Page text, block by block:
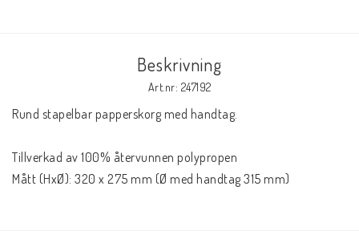
Beskrivning
Art.nr: 247192
Rund stapelbar papperskorg med handtag.
Tillverkad av 100% återvunnen polypropen
Mått (HxØ): 320 x 275 mm (Ø med handtag 315 mm)